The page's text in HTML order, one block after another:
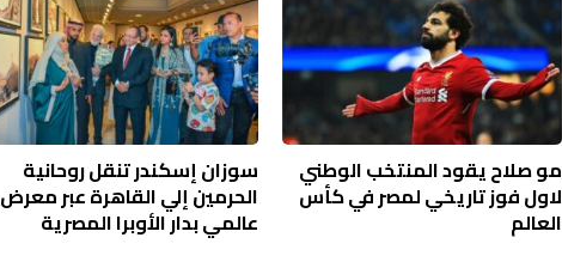
مو صلاح يقود المنتخب الوطني
لاول فوز تاريخي لمصر في كأس
العالم
سوزان إسكندر تنقل روحانية
الحرمين إلي القاهرة عبر معرض
عالمي بدار الأوبرا المصرية